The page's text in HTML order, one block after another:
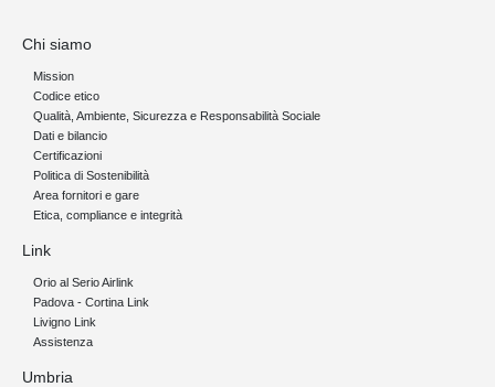
Chi siamo
Mission
Codice etico
Qualità, Ambiente, Sicurezza e Responsabilità Sociale
Dati e bilancio
Certificazioni
Politica di Sostenibilità
Area fornitori e gare
Etica, compliance e integrità
Link
Orio al Serio Airlink
Padova - Cortina Link
Livigno Link
Assistenza
Umbria